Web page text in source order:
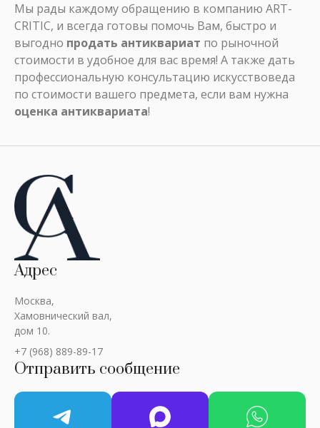
Мы рады каждому обращению в компанию ART-
CRITIC, и всегда готовы помочь Вам, быстро и
выгодно продать антиквариат по рыночной
стоимости в удобное для вас время! А также дать
профессиональную консультацию искусствоведа
по стоимости вашего предмета, если вам нужна
оценка антиквариата!
Адрес
Москва,
Хамовнический вал,
дом 10.
+7 (968) 889-89-17
Отправить сообщение